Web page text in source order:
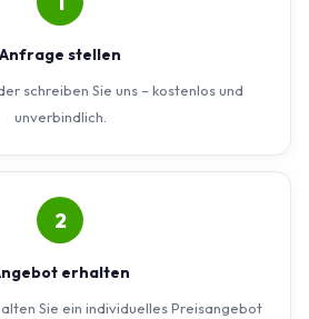
Anfrage stellen
schreiben Sie uns – kostenlos und
unverbindlich.
2
erhalten
Sie ein individuelles Preisangebot